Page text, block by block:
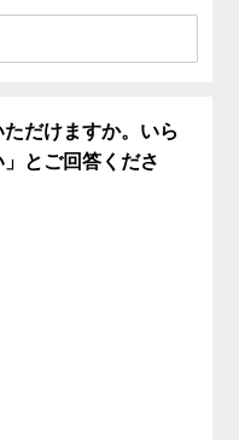
だけますか。いら
とご回答くださ